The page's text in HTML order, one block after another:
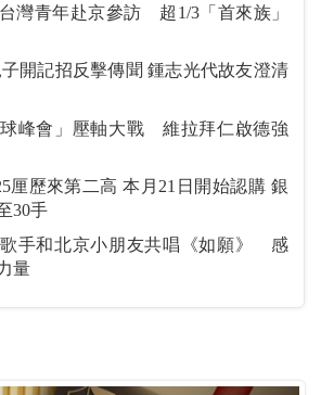
台灣青年赴京參訪 超1/3「首來族」
擊傳聞 鍾志光代故友澄清
峰會」壓軸大戰 維拉拜仁啟德強
高 本月21日開始認購 銀
30手
歌手和北京小朋友共唱《如願》 感
量